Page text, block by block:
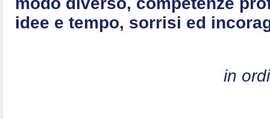
idee e tempo, sorrisi ed
in